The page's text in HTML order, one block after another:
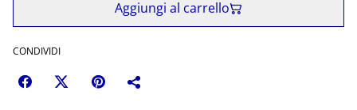
Aggiungi al carrello
CONDIVIDI